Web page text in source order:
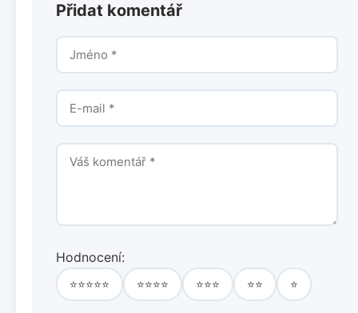
Přidat komentář
Hodnocení:
⭐⭐⭐⭐⭐ ⭐⭐⭐⭐ ⭐⭐⭐ ⭐⭐ ⭐